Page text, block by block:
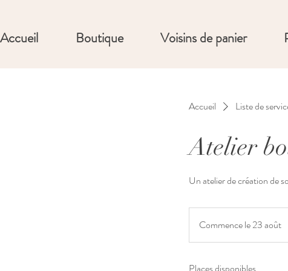
Accueil Boutique Voisins de panier
Accueil Liste de
Atelier
Un atelier de création de
Commence le 23 août
o